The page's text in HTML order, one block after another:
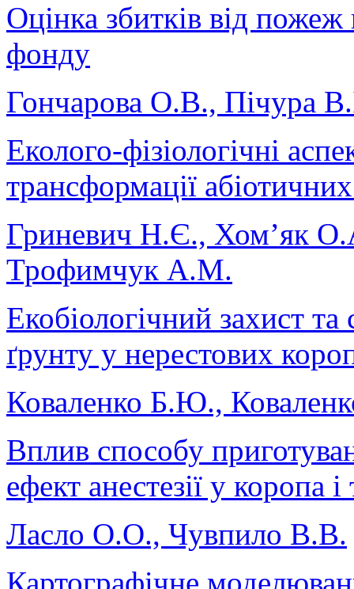
Оцінка збитків від
фонду
Гончарова О.В., Пічура
Еколого-фізіологічні
трансформації
Гриневич Н.Є., Хом’як
Трофимчук А.М.
Екобіологічний захист
ґрунту у нерестових
Коваленко Б.Ю.,
Вплив способу
ефект анестезії у коропа і
Ласло О.О., Чувпило В.В.